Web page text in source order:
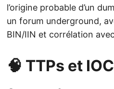
l’origine probable d’un
un forum underground,
BIN/IIN et corrélation
🧠 TTPs et